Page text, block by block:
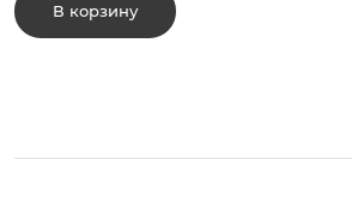
В корзину